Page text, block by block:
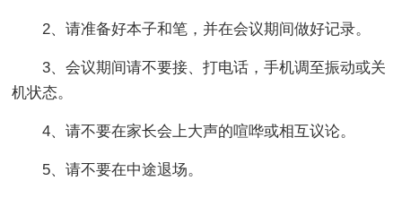
2、请准备好本子和笔，并在会议期间做好记录。
3、会议期间请不要接、打电话，手机调至振动或关
机状态。
4、请不要在家长会上大声的喧哗或相互议论。
5、请不要在中途退场。